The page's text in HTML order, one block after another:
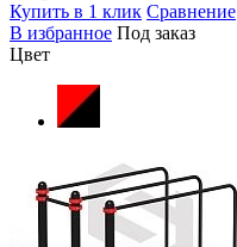
Купить в 1 клик Сравнение
В избранное Под заказ
Цвет